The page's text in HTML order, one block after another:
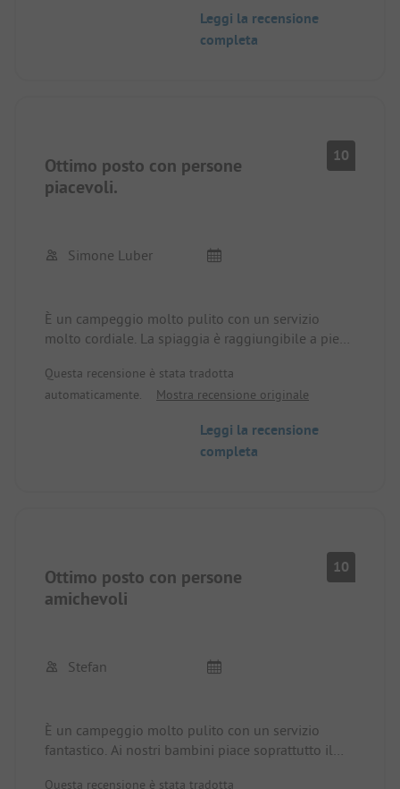
calda e ci sono state anche interruzioni di corrente.
Avevamo degli amici che erano sul sito con noi e
Leggi la recensione
completa
Ottimo posto con persone
piacevoli.
10
Simone Luber
È un campeggio molto pulito con un servizio
molto cordiale. La spiaggia è raggiungibile a piedi.
Questa recensione è stata tradotta
automaticamente.
Mostra recensione originale
Leggi la recensione
completa
Ottimo posto con persone
amichevoli
10
Stefan
È un campeggio molto pulito con un servizio
fantastico. Ai nostri bambini piace soprattutto il
Questa recensione è stata tradotta